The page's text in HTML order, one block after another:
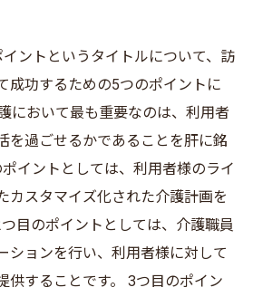
ントというタイトルについて、訪
成功するための5つのポイントに
において最も重要なのは、利用者
を過ごせるかであることを肝に銘
イントとしては、利用者様のライ
カスタマイズ化された介護計画を
目のポイントとしては、介護職員
ションを行い、利用者様に対して
供することです。 3つ目のポイン